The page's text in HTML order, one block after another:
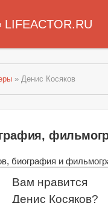
LIFEACTOR.RU
» Денис Косяков
Вам нравится
Денис Косяков?